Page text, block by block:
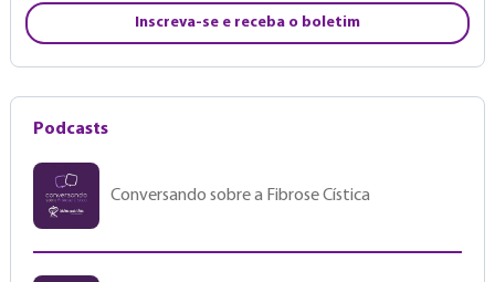
Inscreva-se e receba o boletim
Podcasts
Conversando sobre a Fibrose Cística